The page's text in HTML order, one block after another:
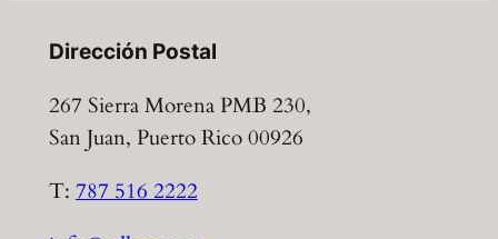
Dirección Postal
267 Sierra Morena PMB 230,
San Juan, Puerto Rico 00926
T:787 516 2222